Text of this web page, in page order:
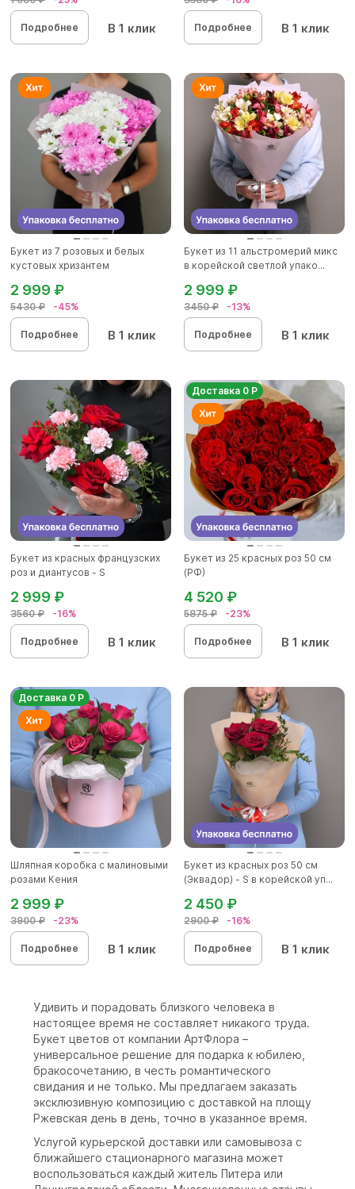
Подробнее В 1 клик Подробнее В 1 клик
Букет из 7 розовых и белых
кустовых хризантем
5430 ₽ -45%
2 999 ₽
Подробнее В 1 клик
Букет из 11 альстромерий микс
в корейской светлой упако...
3450 ₽ -13%
2 999 ₽
Подробнее В 1 клик
Букет из красных французских
роз и диантусов - S
3560 ₽ -16%
2 999 ₽
Подробнее В 1 клик
Доставка 0 Р
Букет из 25 красных роз 50 см
(РФ)
5875 ₽ -23%
4 520 ₽
Подробнее В 1 клик
Доставка 0 Р
Шляпная коробка с малиновыми
розами Кения
3900 ₽ -23%
2 999 ₽
Подробнее В 1 клик
Букет из красных роз 50 см
(Эквадор) - S в корейской уп...
2900 ₽ -16%
2 450 ₽
Подробнее В 1 клик
Удивить и порадовать близкого человека в
настоящее время не составляет никакого труда.
Букет цветов от компании АртФлора –
универсальное решение для подарка к юбилею,
бракосочетанию, в честь романтического
свидания и не только. Мы предлагаем заказать
эксклюзивную композицию с доставкой на площу
Ржевская день в день, точно в указанное время.
Услугой курьерской доставки или самовывоза с
ближайшего стационарного магазина может
воспользоваться каждый житель Питера или